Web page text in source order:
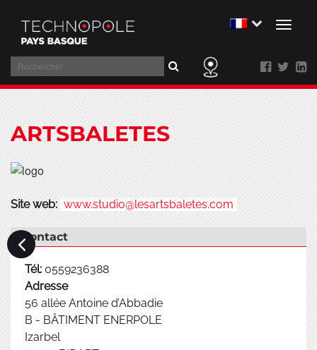
contenu
Toggle
Rechercher
ARTSBALETES
Site web: www.studio@lesartsbaletes.com
Contact
Tél: 0559236388
Adresse
56 allée Antoine d’Abbadie
B - BÂTIMENT ENERPOLE
Izarbel